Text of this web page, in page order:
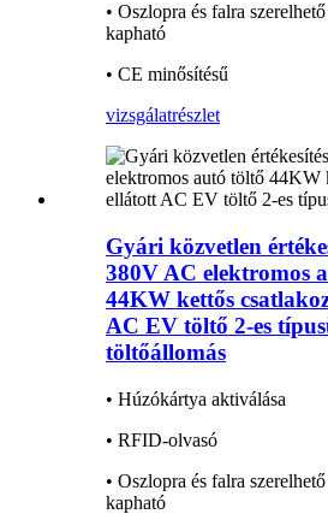
• Oszlopra és falra
kapható
• CE minősítésű
vizsgálatrészlet
Gyári közvetlen
380V AC elektromos
44KW kettős
AC EV töltő 2-es
töltőállomás
• Húzókártya aktiválása
• RFID-olvasó
• Oszlopra és falra
kapható